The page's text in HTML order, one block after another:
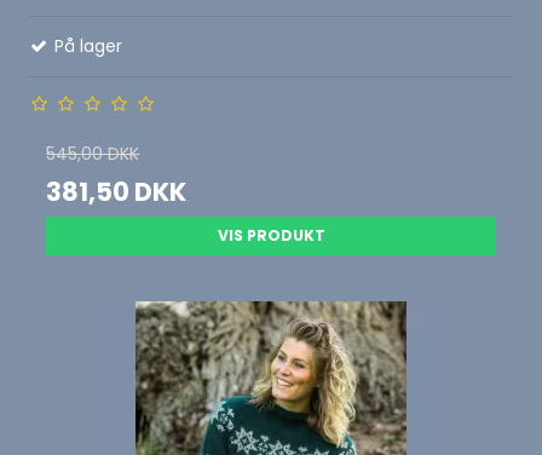
På lager
545,00 DKK
381,50 DKK
VIS PRODUKT